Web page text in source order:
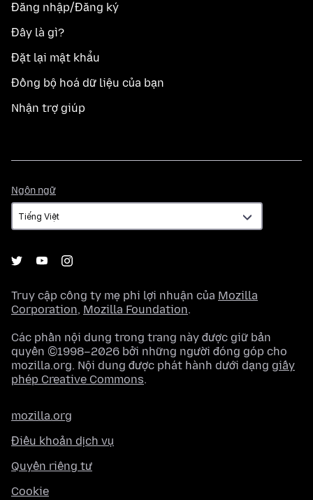
Đăng nhập/Đăng ký
Đây là gì?
Đặt lại mật khẩu
Đồng bộ hoá dữ liệu của bạn
Nhận trợ giúp
Ngôn ngữ
ngữ
Truy cập công ty mẹ phi lợi nhuận của Mozilla
Corporation, Mozilla Foundation.
Các phần nội dung trong trang này được giữ bản
quyền ©1998–2026 bởi những người đóng góp cho
mozilla.org. Nội dung được phát hành dưới dạng giấy
phép Creative Commons.
mozilla.org
Điều khoản dịch vụ
Quyền riêng tư
Cookie